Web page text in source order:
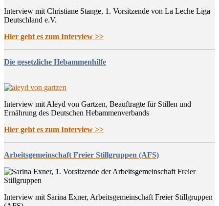
Interview mit Christiane Stange, 1. Vorsitzende von La Leche Liga
Deutschland e.V.
Hier geht es zum Interview >>
Die gesetzliche Hebammenhilfe
Interview mit Aleyd von Gartzen, Beauftragte für Stillen und
Ernährung des Deutschen Hebammenverbands
Hier geht es zum Interview >>
Arbeitsgemeinschaft Freier Stillgruppen (AFS)
Interview mit Sarina Exner, Arbeitsgemeinschaft Freier Stillgruppen